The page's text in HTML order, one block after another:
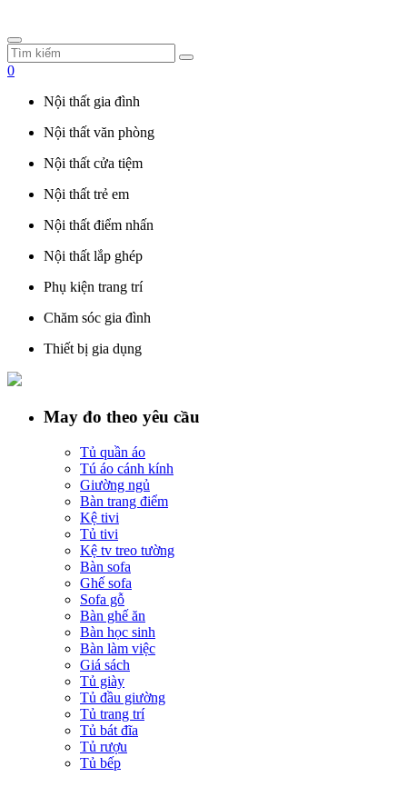
0
Nội thất gia đình
Nội thất văn phòng
Nội thất cửa tiệm
Nội thất trẻ em
Nội thất điểm nhấn
Nội thất lắp ghép
Phụ kiện trang trí
Chăm sóc gia đình
Thiết bị gia dụng
May đo theo yêu cầu
Tủ quần áo
Tú áo cánh kính
Giường ngủ
Bàn trang điểm
Kệ tivi
Tủ tivi
Kệ tv treo tường
Bàn sofa
Ghế sofa
Sofa gỗ
Bàn ghế ăn
Bàn học sinh
Bàn làm việc
Giá sách
Tủ giày
Tủ đầu giường
Tủ trang trí
Tủ bát đĩa
Tủ rượu
Tủ bếp